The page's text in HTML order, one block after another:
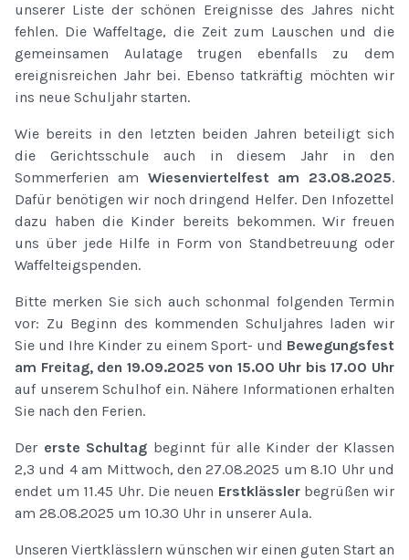
unserer Liste der schönen Ereignisse des Jahres nicht
fehlen. Die Waffeltage, die Zeit zum Lauschen und die
gemeinsamen Aulatage trugen ebenfalls zu dem
ereignisreichen Jahr bei. Ebenso tatkräftig möchten wir
ins neue Schuljahr starten.
Wie bereits in den letzten beiden Jahren beteiligt sich
die Gerichtsschule auch in diesem Jahr in den
Sommerferien am Wiesenviertelfest am 23.08.2025.
Dafür benötigen wir noch dringend Helfer. Den Infozettel
dazu haben die Kinder bereits bekommen. Wir freuen
uns über jede Hilfe in Form von Standbetreuung oder
Waffelteigspenden.
Bitte merken Sie sich auch schonmal folgenden Termin
vor: Zu Beginn des kommenden Schuljahres laden wir
Sie und Ihre Kinder zu einem Sport- und Bewegungsfest
am Freitag, den 19.09.2025 von 15.00 Uhr bis 17.00 Uhr
auf unserem Schulhof ein. Nähere Informationen erhalten
Sie nach den Ferien.
Der erste Schultag beginnt für alle Kinder der Klassen
2,3 und 4 am Mittwoch, den 27.08.2025 um 8.10 Uhr und
endet um 11.45 Uhr. Die neuen Erstklässlerbegrüßen wir
am 28.08.2025 um 10.30 Uhr in unserer Aula.
Unseren Viertklässlern wünschen wir einen guten Start an